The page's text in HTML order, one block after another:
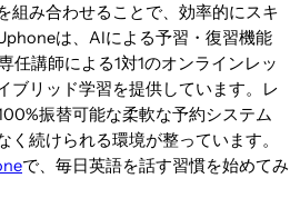
組み合わせることで、効率的にスキ
は、AIによる予習・復習機能
任講師による1対1のオンラインレッ
ブリッド学習を提供しています。レ
振替可能な柔軟な予約システム
く続けられる環境が整っています。
で、毎日英語を話す習慣を始めてみ